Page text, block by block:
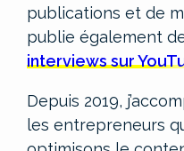
publications et de
publie également
interviews sur
Depuis 2019,
les entrepreneurs